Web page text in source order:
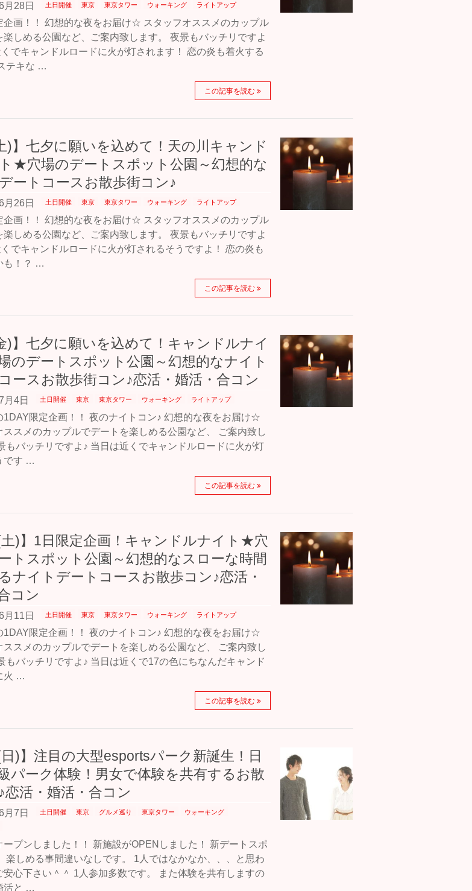
月28日 土日開催 東京 東京タワー ウォーキング ライトアップ
企画！！ 幻想的な夜をお届け☆ スタッフオススメのカップル
楽しめる公園など、ご案内致します。 夜景もバッチリですよ
くでキャンドルロードに火が灯されます！ 恋の炎も着火する
テキな …
この記事を読む
)】七夕に願いを込めて！天の川キャンド
★穴場のデートスポット公園～幻想的な
ートコースお散歩街コン♪
月26日 土日開催 東京 東京タワー ウォーキング ライトアップ
企画！！ 幻想的な夜をお届け☆ スタッフオススメのカップル
楽しめる公園など、ご案内致します。 夜景もバッチリですよ
くでキャンドルロードに火が灯されるそうですよ！ 恋の炎も
も！？ …
この記事を読む
)】七夕に願いを込めて！キャンドルナイ
のデートスポット公園～幻想的なナイト
ースお散歩街コン♪恋活・婚活・合コン
月4日 土日開催 東京 東京タワー ウォーキング ライトアップ
1DAY限定企画！！ 夜のナイトコン♪ 幻想的な夜をお届け☆
ススメのカップルでデートを楽しめる公園など、 ご案内致し
もバッチリですよ♪ 当日は近くでキャンドルロードに火が灯
です …
この記事を読む
土)】1日限定企画！キャンドルナイト★穴
トスポット公園～幻想的なスローな時間
ナイトデートコースお散歩コン♪恋活・
コン
月11日 土日開催 東京 東京タワー ウォーキング ライトアップ
1DAY限定企画！！ 夜のナイトコン♪ 幻想的な夜をお届け☆
ススメのカップルでデートを楽しめる公園など、 ご案内致し
もバッチリですよ♪ 当日は近くで17の色にちなんだキャンド
火 …
この記事を読む
日)】注目の大型esportsパーク新誕生！日
パーク体験！男女で体験を共有するお散
恋活・婚活・合コン
月7日 土日開催 東京 グルメ巡り 東京タワー
ウォーキング
ープンしました！！ 新施設がOPENしました！ 新デートスポ
楽しめる事間違いなしです。 1人ではなかなか、、、と思わ
安心下さい＾＾ 1人参加多数です。 また体験を共有しますの
活と …